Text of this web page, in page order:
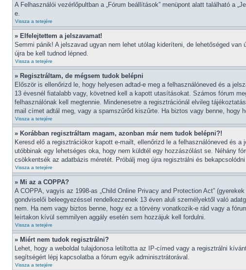
A Felhasználói vezérlőpultban a „Fórum beállítások” menüpont alatt található a
e.
Vissza a tetejére
» Elfelejtettem a jelszavamat!
Semmi pánik! A jelszavad ugyan nem lehet utólag kideríteni, de lehetőséged
újra be kell tudnod lépned.
Vissza a tetejére
» Regisztráltam, de mégsem tudok belépni
Először is ellenőrizd le, hogy helyesen adtad-e meg a felhasználóneved és a
13 évesnél fiatalabb vagy, követned kell a kapott utasításokat. Számos fórum
felhasználónak kell megtennie. Mindenesetre a regisztrációnál elvileg
mail címet adtál meg, vagy a spamszűrőd kiszűrte. Ha biztos vagy benne, hogy
Vissza a tetejére
» Korábban regisztráltam magam, azonban már nem tudok belépni?!
Keresd elő a regisztrációkor kapott e-mailt, ellenőrizd le a felhasználóneved és
utóbbinak egy lehetséges oka, hogy nem küldtél egy hozzászólást se. Néhány
csökkentsék az adatbázis méretét. Próbálj meg újra regisztrálni és
Vissza a tetejére
» Mi az a COPPA?
A COPPA, vagyis az 1998-as „Child Online Privacy and Protection Act”
gondviselői beleegyezéssel rendelkezzenek 13 éven aluli személyektől való
nem. Ha nem vagy biztos benne, hogy ez a törvény vonatkozik-e rád vagy a
leírtakon kívül semmilyen aggály esetén sem hozzájuk kell fordulni.
Vissza a tetejére
» Miért nem tudok regisztrálni?
Lehet, hogy a weboldal tulajdonosa letiltotta az IP-címed vagy a regisztrálni
segítségért lépj kapcsolatba a fórum egyik adminisztrátorával.
Vissza a tetejére